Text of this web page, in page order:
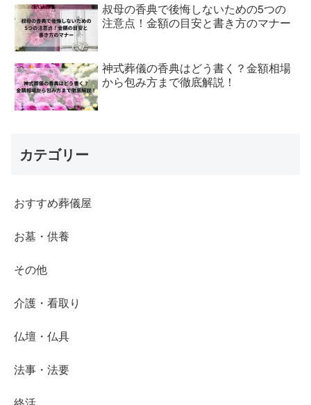
叔母の香典で後悔しないための5つの
注意点！金額の目安と書き方のマナー
神式葬儀の香典はどう書く？金額相場
から包み方まで徹底解説！
カテゴリー
おすすめ葬儀屋
お墓・供養
その他
介護・看取り
仏壇・仏具
法事・法要